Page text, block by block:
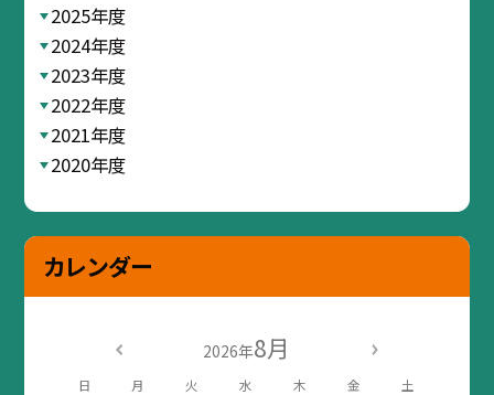
2025年度
2024年度
2023年度
2022年度
2021年度
2020年度
カレンダー
2026年8月
日 月 火 水 木 金 土